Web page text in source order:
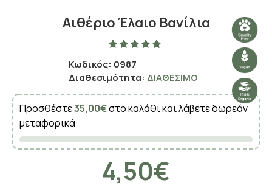
Αιθέριο Έλαιο Βανίλια
Κωδικός: 0987
Διαθεσιμότητα: ΔΙΑΘΈΣΙΜΟ
Προσθέστε35,00€στο καλάθι και λάβετε δωρεάν
μεταφορικά
4,50€